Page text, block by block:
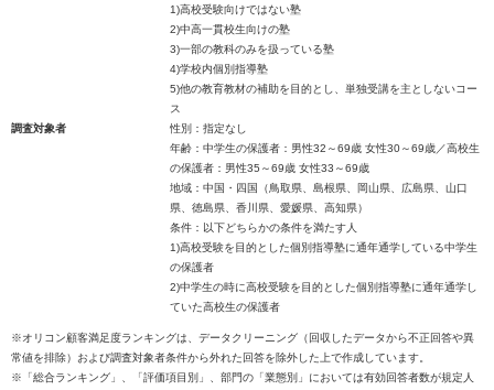
1)高校受験向けではない塾
2)中高一貫校生向けの塾
3)一部の教科のみを扱っている塾
4)学校内個別指導塾
5)他の教育教材の補助を目的とし、単独受講を主としないコー
ス
調査対象者
性別：指定なし
年齢：中学生の保護者：男性32～69歳 女性30～69歳／高校生
の保護者：男性35～69歳 女性33～69歳
地域：中国・四国（鳥取県、島根県、岡山県、広島県、山口
県、徳島県、香川県、愛媛県、高知県）
条件：以下どちらかの条件を満たす人
1)高校受験を目的とした個別指導塾に通年通学している中学生
の保護者
2)中学生の時に高校受験を目的とした個別指導塾に通年通学し
ていた高校生の保護者
※オリコン顧客満足度ランキングは、データクリーニング（回収したデータから不正回答や異
常値を排除）および調査対象者条件から外れた回答を除外した上で作成しています。
※「総合ランキング」、「評価項目別」、部門の「業態別」においては有効回答者数が規定人